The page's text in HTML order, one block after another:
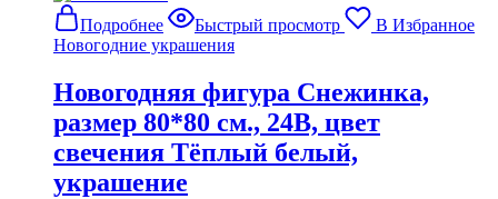
Подробнее Быстрый просмотр
В Избранное
Новогодние украшения
Новогодняя фигура Снежинка,
размер 80*80 см., 24В, цвет
свечения Тёплый белый,
украшение